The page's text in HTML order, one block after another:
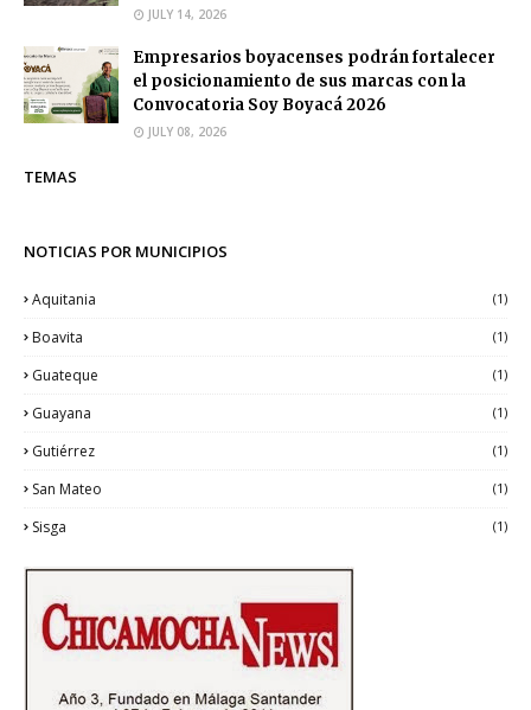
JULY 14, 2026
Empresarios boyacenses podrán fortalecer
el posicionamiento de sus marcas con la
Convocatoria Soy Boyacá 2026
JULY 08, 2026
TEMAS
NOTICIAS POR MUNICIPIOS
Aquitania (1)
Boavita (1)
Guateque (1)
Guayana (1)
Gutiérrez (1)
San Mateo (1)
Sisga (1)